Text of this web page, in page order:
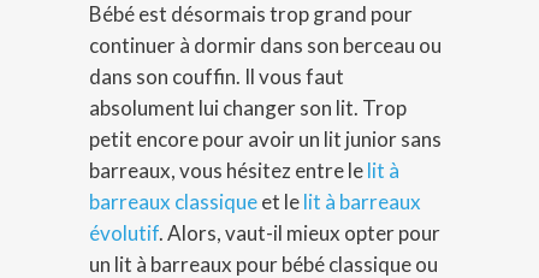
Bébé est désormais trop grand pour
continuer à dormir dans son berceau ou
dans son couffin. Il vous faut
absolument lui changer son lit. Trop
petit encore pour avoir un lit junior sans
barreaux, vous hésitez entre lelit à
barreaux classiqueet lelit à barreaux
évolutif. Alors, vaut-il mieux opter pour
un lit à barreaux pour bébé classique ou